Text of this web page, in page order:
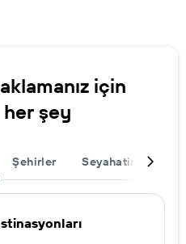
için
şey
Şehirler Seyahatinizi